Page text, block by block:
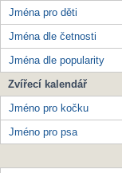
Jména pro děti
Jména dle četnosti
Jména dle popularity
Zvířecí kalendář
Jméno pro kočku
Jméno pro psa